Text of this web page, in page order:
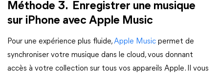
Méthode 3. Enregistrer une musique
sur iPhone avec Apple Music
Pour une expérience plus fluide,Apple Music permet de
synchroniser votre musique dans le cloud, vous donnant
accès à votre collection sur tous vos appareils Apple. Il vous